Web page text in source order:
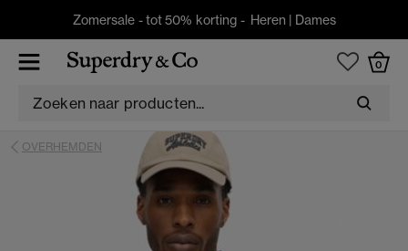
Zomersale - tot 50% korting - Heren | Dames
0
OVERHEMDEN